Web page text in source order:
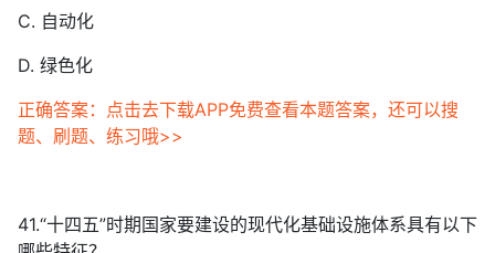
C. 自动化
D. 绿色化
正确答案：点击去下载APP免费查看本题答案，还可以搜
题、刷题、练习哦>>
41.“十四五”时期国家要建设的现代化基础设施体系具有以下